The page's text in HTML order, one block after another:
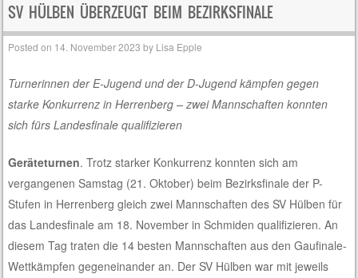
SV HÜLBEN ÜBERZEUGT BEIM BEZIRKSFINALE
Posted on 14. November 2023 by Lisa Epple
Turnerinnen der E-Jugend und der D-Jugend kämpfen gegen
starke Konkurrenz in Herrenberg – zwei Mannschaften konnten
sich fürs Landesfinale qualifizieren
Geräteturnen. Trotz starker Konkurrenz konnten sich am
vergangenen Samstag (21. Oktober) beim Bezirksfinale der P-
Stufen in Herrenberg gleich zwei Mannschaften des SV Hülben für
das Landesfinale am 18. November in Schmiden qualifizieren. An
diesem Tag traten die 14 besten Mannschaften aus den Gaufinale-
Wettkämpfen gegeneinander an. Der SV Hülben war mit jeweils